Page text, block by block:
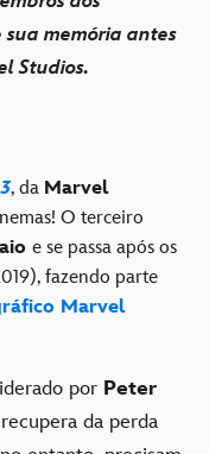
sua memória antes
Studios.
, da Marvel
O terceiro
e se passa após os
fazendo parte
Marvel
por Peter
da perda